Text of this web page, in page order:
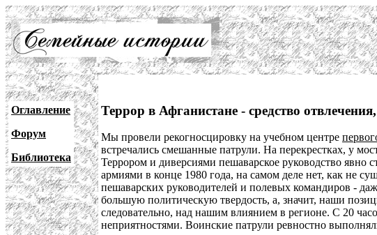
Оглавление
Форум
Библиотека
Террор в Афганистане - средство
Мы провели рекогносцировку на учебном центре
встречались смешанные патрули. На перекрестках, у
Террором и диверсиями пешаварское руководство явно
армиями в конце 1980 года, на самом деле нет, как не
пешаварских руководителей и полевых командиров -
большую политическую твердость, а, значит, наши
следовательно, над нашим влиянием в регионе. С 20
неприятностями. Воинские патрули ревностно